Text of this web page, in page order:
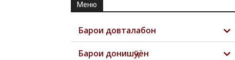
Меню
Барои довталабон
Барои донишҷӯён